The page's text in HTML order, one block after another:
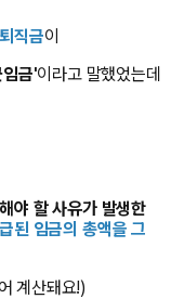
퇴직금이
금'이라고 말했었는데
야 할 사유가 발생한
된 임금의 총액을 그
계산돼요!)